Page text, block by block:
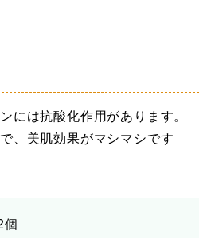
には抗酸化作用があります。
、美肌効果がマシマシです